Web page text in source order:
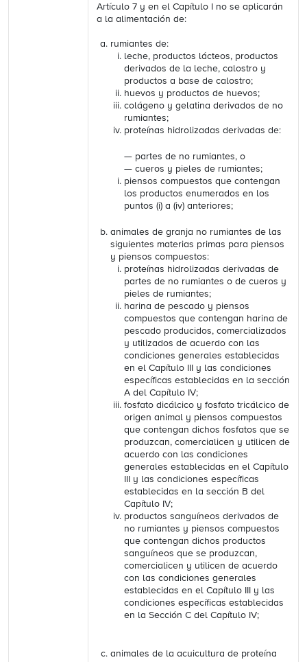
Artículo 7 y en el Capítulo I no se aplicarán
a la alimentación de:
rumiantes de:
leche, productos lácteos, productos
derivados de la leche, calostro y
productos a base de calostro;
huevos y productos de huevos;
colágeno y gelatina derivados de no
rumiantes;
proteínas hidrolizadas derivadas de:
— partes de no rumiantes, o
— cueros y pieles de rumiantes;
piensos compuestos que contengan
los productos enumerados en los
puntos (i) a (iv) anteriores;
animales de granja no rumiantes de las
siguientes materias primas para piensos
y piensos compuestos:
proteínas hidrolizadas derivadas de
partes de no rumiantes o de cueros y
pieles de rumiantes;
harina de pescado y piensos
compuestos que contengan harina de
pescado producidos, comercializados
y utilizados de acuerdo con las
condiciones generales establecidas
en el Capítulo III y las condiciones
específicas establecidas en la sección
A del Capítulo IV;
fosfato dicálcico y fosfato tricálcico de
origen animal y piensos compuestos
que contengan dichos fosfatos que se
produzcan, comercialicen y utilicen de
acuerdo con las condiciones
generales establecidas en el Capítulo
III y las condiciones específicas
establecidas en la sección B del
Capítulo IV;
productos sanguíneos derivados de
no rumiantes y piensos compuestos
que contengan dichos productos
sanguíneos que se produzcan,
comercialicen y utilicen de acuerdo
con las condiciones generales
establecidas en el Capítulo III y las
condiciones específicas establecidas
en la Sección C del Capítulo IV;
animales de la acuicultura de proteína